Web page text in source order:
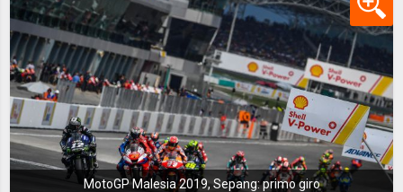
MotoGP Malesia 2019, Sepang: primo giro